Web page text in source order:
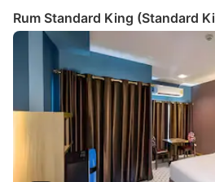
Rum Standard King (Standard